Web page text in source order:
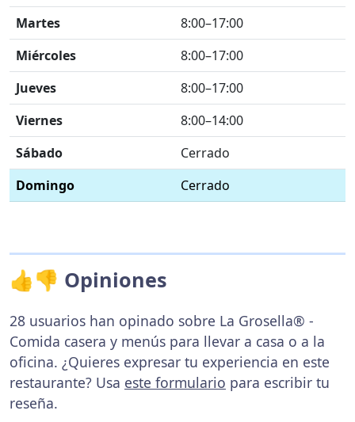
Martes
8:00–17:00
Miércoles
8:00–17:00
Jueves
8:00–17:00
Viernes
8:00–14:00
Sábado
Cerrado
Domingo
Cerrado
👍👎 Opiniones
28 usuarios han opinado sobre La Grosella® -
Comida casera y menús para llevar a casa o a la
oficina. ¿Quieres expresar tu experiencia en este
restaurante? Usa este formulario para escribir tu
reseña.